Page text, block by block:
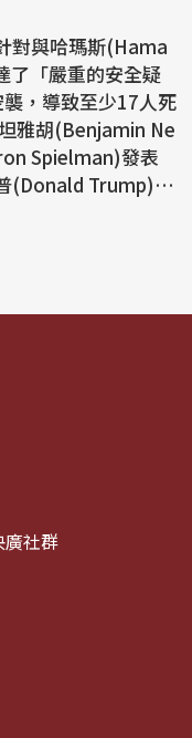
對與哈瑪斯(Hama
了「嚴重的安全疑
，導致至少17人死
Spielman)發表
(Donald Trump)宣
廣社群